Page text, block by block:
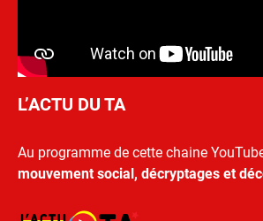
L’ACTU DU TA
Au programme de cette chaine
mouvement social, décryptages et